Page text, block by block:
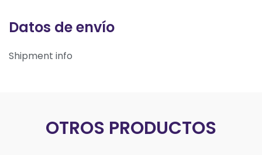
Datos de envío
Shipment info
OTROS PRODUCTOS